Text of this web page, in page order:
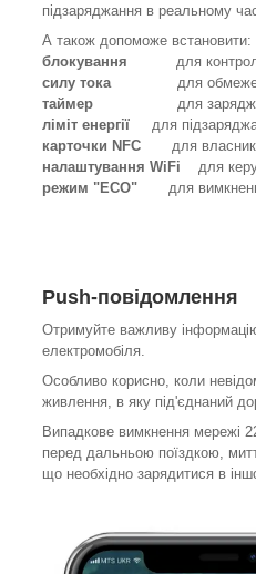
підзаряджання в реальному
А також допоможе встановити:
блокування для
силу тока для
таймер для заряджання
ліміт енергії для
карточки NFC для власника
налаштування WiFi для
режим "ECO" для
Push-повідомлення
Отримуйте важливу
електромобіля.
Особливо корисно, коли
живлення, в яку під'єднаний
Випадкове вимкнення мережі
перед дальньою поїздкою,
що необхідно зарядитися в